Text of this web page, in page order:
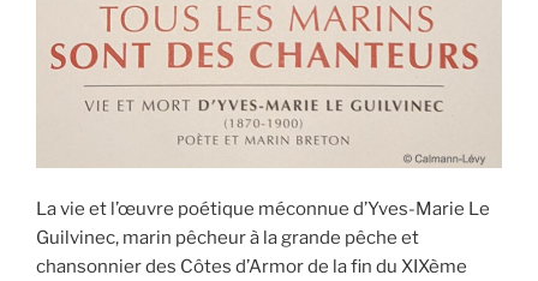
La vie et l’œuvre poétique méconnue d’Yves-Marie Le
Guilvinec, marin pêcheur à la grande pêche et
chansonnier des Côtes d’Armor de la fin du XIXème